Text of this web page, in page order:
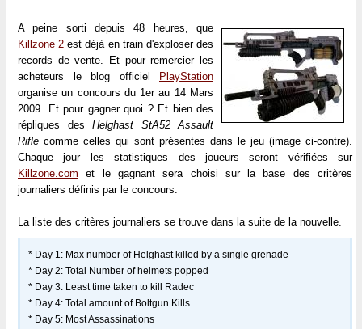
A peine sorti depuis 48 heures, que
Killzone 2 est déjà en train d'exploser des
records de vente. Et pour remercier les
acheteurs le blog officiel
PlayStation
organise un concours du 1er au 14 Mars
2009. Et pour gagner quoi ? Et bien des
répliques des Helghast StA52 Assault
Rifle comme celles qui sont présentes dans le jeu (image ci-contre).
Chaque jour les statistiques des joueurs seront vérifiées sur
Killzone.com et le gagnant sera choisi sur la base des critères
journaliers définis par le concours.
La liste des critères journaliers se trouve dans la suite de la nouvelle.
* Day 1: Max number of Helghast killed by a single grenade
* Day 2: Total Number of helmets popped
* Day 3: Least time taken to kill Radec
* Day 4: Total amount of Boltgun Kills
* Day 5: Most Assassinations